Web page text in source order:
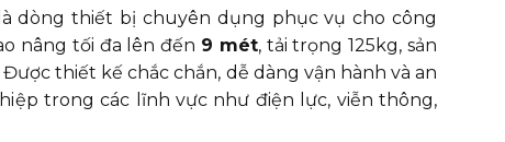
cơ nâng (Lifting
– DC)
V/kW 24 / 0.8
tổng thể
size)
mm
Dài: 1700
Rộng: 850
Cao: 1980
là dòng thiết bị chuyên dụng phục vụ cho công
nâng tối đa lên đến 9 mét, tải trọng 125kg, sản
thiết kế chắc chắn, dễ dàng vận hành và an
trong các lĩnh vực như điện lực, viễn thông,